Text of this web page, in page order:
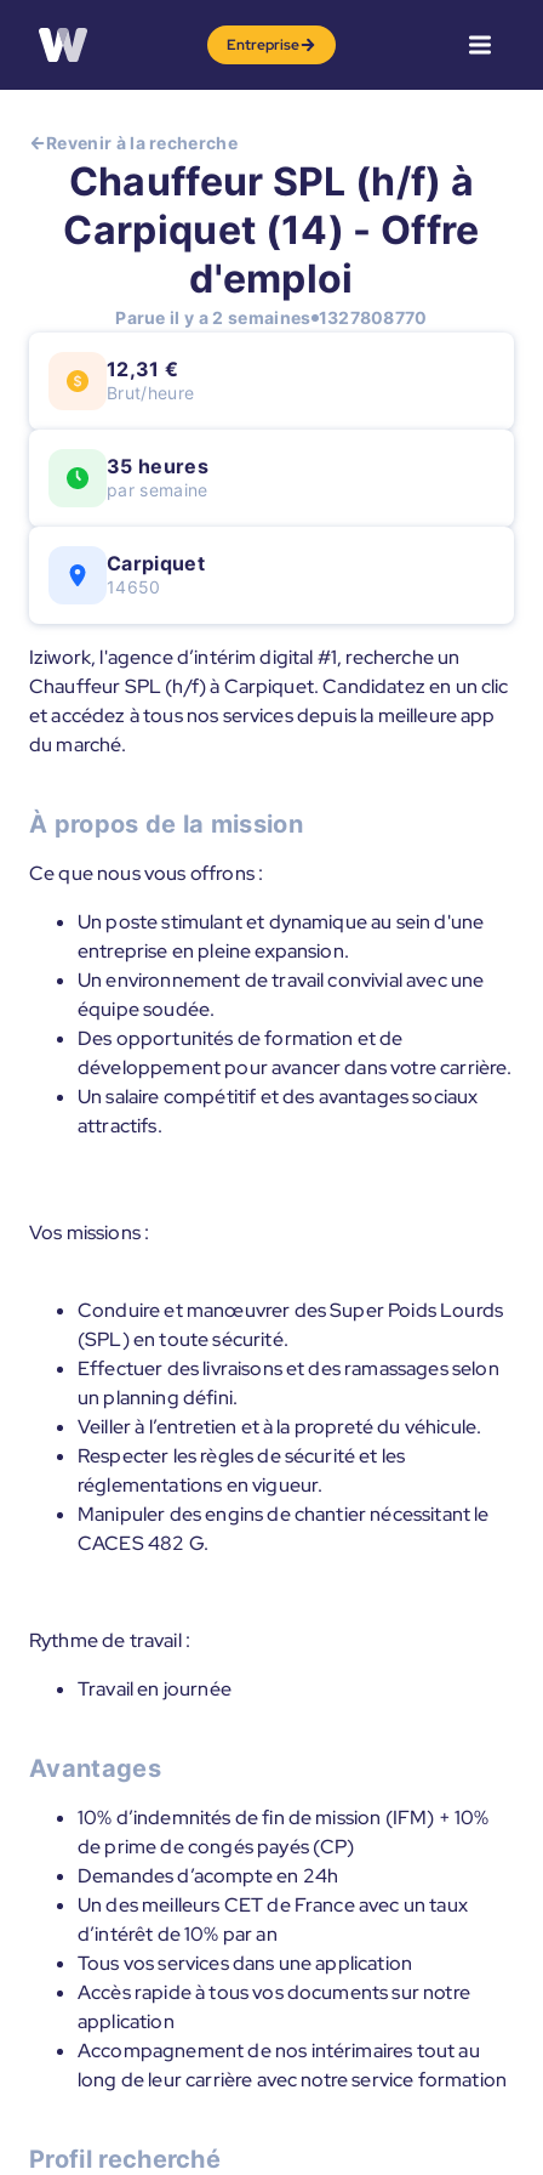
Entreprise
Revenir à la recherche
Chauffeur SPL (h/f) à
Carpiquet (14) - Offre
d'emploi
Parue il y a 2 semaines 1327808770
12,31 €
Brut/heure
35 heures
par semaine
Carpiquet
14650
Iziwork, l'agence d’intérim digital #1, recherche un
Chauffeur SPL (h/f) à Carpiquet. Candidatez en un clic
et accédez à tous nos services depuis la meilleure app
du marché.
À propos de la mission
Ce que nous vous offrons :
Un poste stimulant et dynamique au sein d'une
entreprise en pleine expansion.
Un environnement de travail convivial avec une
équipe soudée.
Des opportunités de formation et de
développement pour avancer dans votre carrière.
Un salaire compétitif et des avantages sociaux
attractifs.
Vos missions :
Conduire et manœuvrer des Super Poids Lourds
(SPL) en toute sécurité.
Effectuer des livraisons et des ramassages selon
un planning défini.
Veiller à l’entretien et à la propreté du véhicule.
Respecter les règles de sécurité et les
réglementations en vigueur.
Manipuler des engins de chantier nécessitant le
CACES 482 G.
Rythme de travail :
Travail en journée
Avantages
10% d’indemnités de fin de mission (IFM) + 10%
de prime de congés payés (CP)
Demandes d’acompte en 24h
Un des meilleurs CET de France avec un taux
d’intérêt de 10% par an
Tous vos services dans une application
Accès rapide à tous vos documents sur notre
application
Accompagnement de nos intérimaires tout au
long de leur carrière avec notre service formation
Profil recherché